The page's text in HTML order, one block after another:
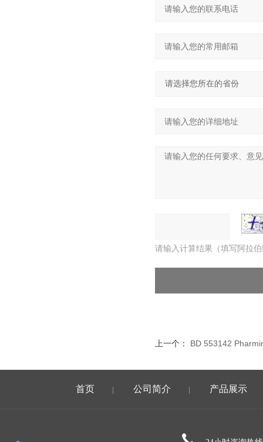
请输入计算结果（填写阿拉
上一个： BD 553142
首页 公司简介 产品展示